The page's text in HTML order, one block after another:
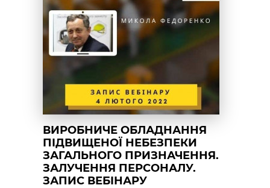
ВИРОБНИЧЕ ОБЛАДНАННЯ
ПІДВИЩЕНОЇ НЕБЕЗПЕКИ
ЗАГАЛЬНОГО ПРИЗНАЧЕННЯ.
ЗАЛУЧЕННЯ ПЕРСОНАЛУ.
ЗАПИС ВЕБІНАРУ